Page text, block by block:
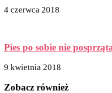
4 czerwca 2018
Pies po sobie nie
9 kwietnia 2018
Zobacz również